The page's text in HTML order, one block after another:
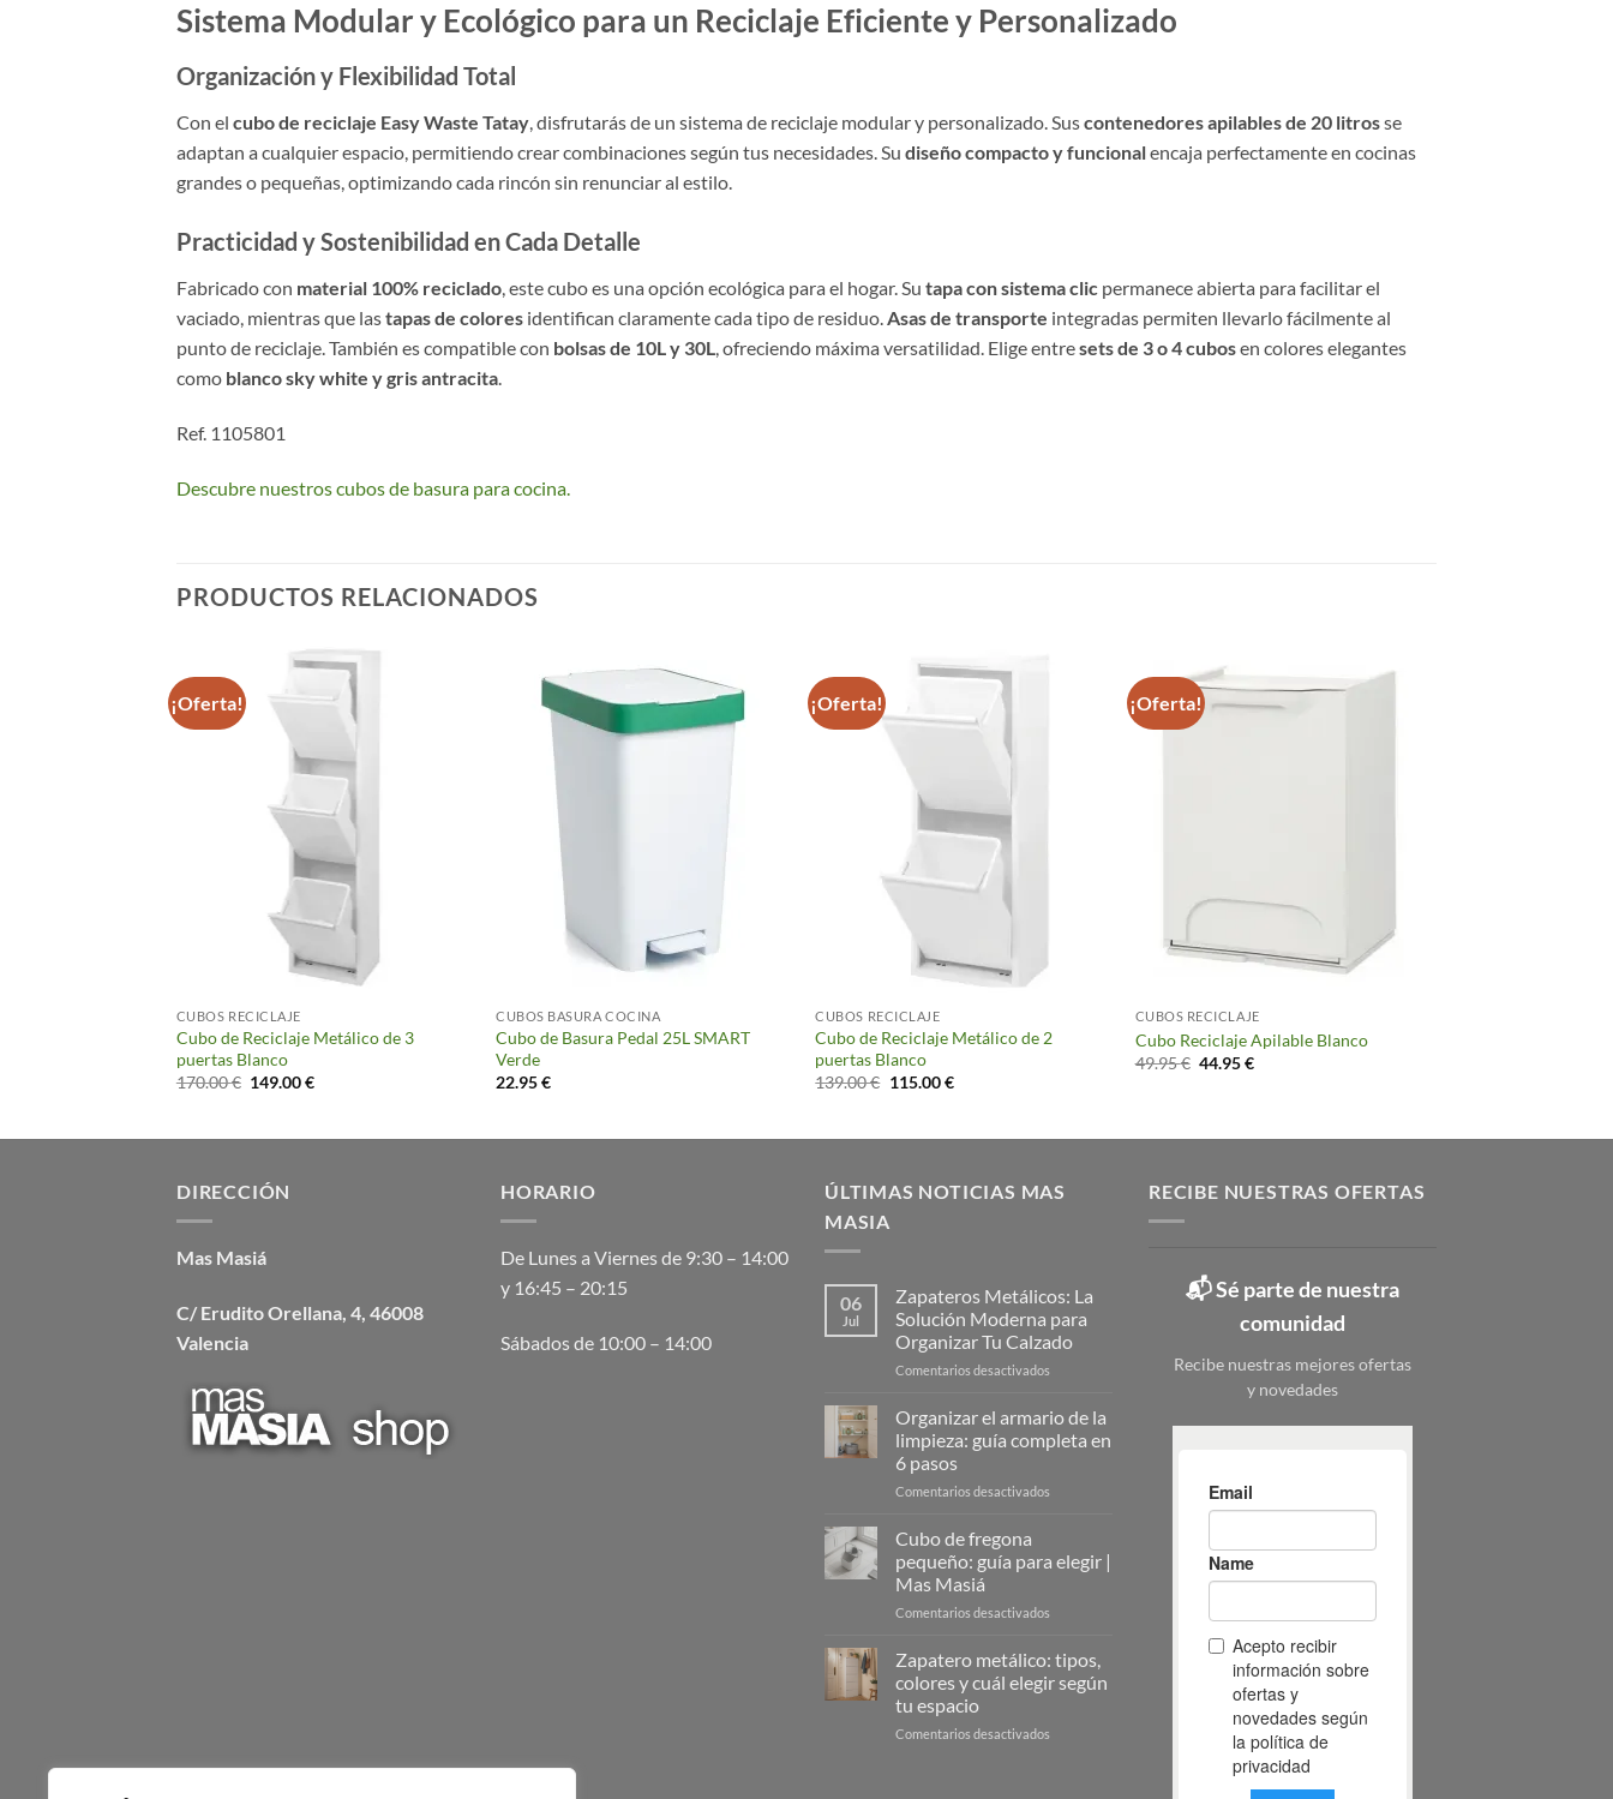
Sistema Modular y Ecológico para un Reciclaje Eficiente y Personalizado
Organización y Flexibilidad Total
Con el cubo de reciclaje Easy Waste Tatay, disfrutarás de un sistema de reciclaje modular y personalizado. Suscontenedores apilables de 20 litrosse
adaptan a cualquier espacio, permitiendo crear combinaciones según tus necesidades. Su diseño compacto y funcionalencaja perfectamente en cocinas
grandes o pequeñas, optimizando cada rincón sin renunciar al estilo.
Practicidad y Sostenibilidad en Cada Detalle
Fabricado con material 100% reciclado, este cubo es una opción ecológica para el hogar. Su tapa con sistema clic permanece abierta para facilitar el
vaciado, mientras que lastapas de colores identifican claramente cada tipo de residuo.Asas de transporte integradas permiten llevarlo fácilmente al
punto de reciclaje. También es compatible con bolsas de 10L y 30L, ofreciendo máxima versatilidad. Elige entresets de 3 o 4 cubosen colores elegantes
como blanco sky white y gris antracita.
Ref. 1105801
Descubre nuestros cubos de basura para cocina.
PRODUCTOS RELACIONADOS
¡Oferta!
CUBOS RECICLAJE
Cubo de Reciclaje Metálico de 3
puertas Blanco
170.00€ El
149.00€El
CUBOS BASURA COCINA
Cubo de Basura Pedal 25L SMART
Verde
22.95€
¡Oferta!
CUBOS RECICLAJE
Cubo de Reciclaje Metálico de 2
puertas Blanco
139.00€ El
115.00€El
¡Oferta!
CUBOS RECICLAJE
Cubo Reciclaje Apilable Blanco
49.95€ El
44.95€El
DIRECCIÓN
Mas Masiá
C/ Erudito Orellana, 4, 46008
Valencia
HORARIO
De Lunes a Viernes de 9:30 – 14:00
y 16:45 – 20:15
Sábados de 10:00 – 14:00
ÚLTIMAS NOTICIAS MAS
MASIA
06
Jul
Zapateros Metálicos: La
Solución Moderna para
Organizar Tu Calzado
Comentarios desactivados
Metálicos:
La
Solución
Calzado
Organizar el armario de la
limpieza: guía completa en
6 pasos
Comentarios desactivados
de
completa
6
Cubo de fregona
pequeño: guía para elegir |
Mas Masiá
Comentarios desactivados
de
fregona
pequeño:
Zapatero metálico: tipos,
colores y cuál elegir según
tu espacio
Comentarios desactivados
RECIBE NUESTRAS OFERTAS
📬 Sé parte de nuestra
comunidad
Recibe nuestras mejores ofertas
y novedades